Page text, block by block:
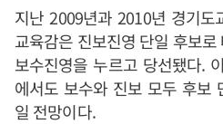
지난 2009년과 2010년 경기
교육감은 진보진영 단일 후보
보수진영을 누르고 당선됐다.
에서도 보수와 진보 모두 후보
일 전망이다.